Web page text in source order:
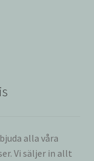
alla våra
Vi säljer in allt